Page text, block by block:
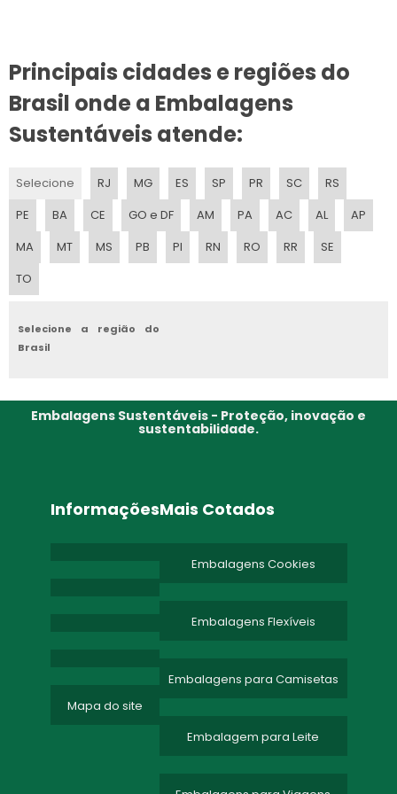
EMBALAGEM PARA CORTINAS
EMBALAGEM PARA PRESENTES
Principais cidades e regiões do
Brasil onde a Embalagens
Sustentáveis atende:
Selecione RJ MG ES SP PR SC
RS
PE
BA CE GO e DF AM PA AC AL
AP
MA
MT MS PB PI RN RO RR
SE
TO
Selecione a região do
Brasil
Embalagens Sustentáveis - Proteção, inovação e
sustentabilidade.
Informações
Mapa do site
Mais Cotados
Embalagens Cookies
Embalagens Flexíveis
Embalagens para Camisetas
Embalagem para Leite